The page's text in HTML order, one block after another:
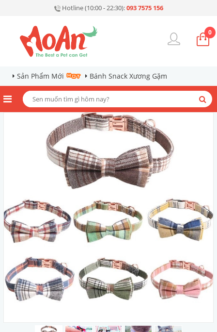
Hotline (10:00 - 22:30):093 7575 156
0
Sản Phẩm Mới Bánh Snack Xương Gặm